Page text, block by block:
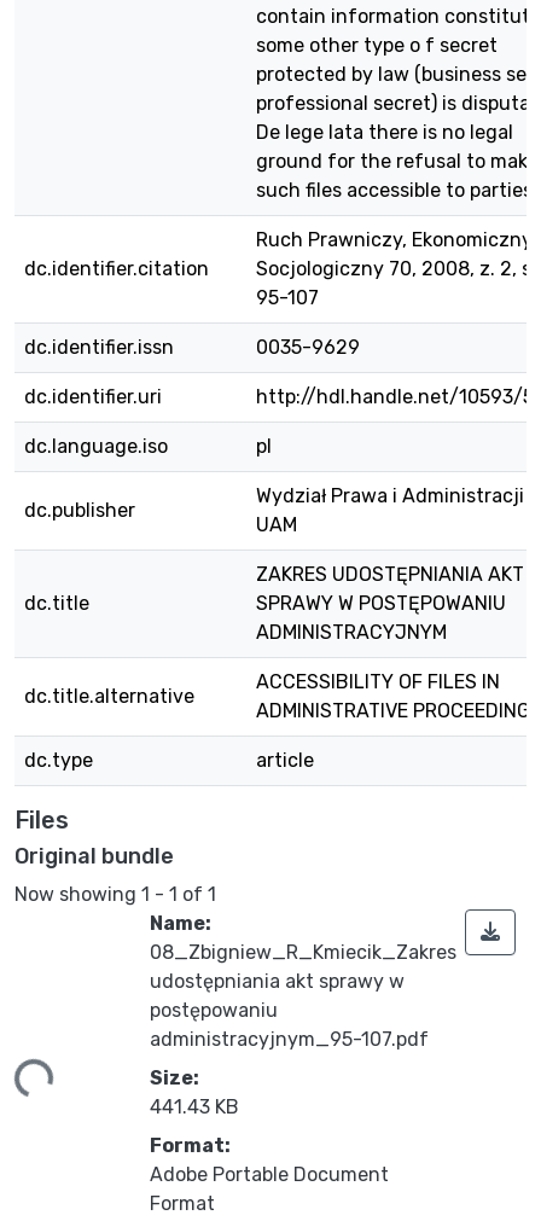
contain information
some other type o f secret
protected by law (business
professional secret) is
De lege lata there is no legal
ground for the refusal to make
such files accessible to parties.
dc.identifier.citation
Ruch Prawniczy, Ekonomiczny i
Socjologiczny 70, 2008, z. 2, s.
95-107
dc.identifier.issn 0035-9629
dc.identifier.uri http://hdl.handle.net/10593/
dc.language.iso pl
dc.publisher
Wydział Prawa i Administracji
UAM
dc.title
ZAKRES UDOSTĘPNIANIA AKT
SPRAWY W POSTĘPOWANIU
ADMINISTRACYJNYM
dc.title.alternative
ACCESSIBILITY OF FILES IN
ADMINISTRATIVE PROCEEDINGS
dc.type article
Files
Original bundle
Now showing 1 - 1 of 1
Name:
08_Zbigniew_R_Kmiecik_Zakres
udostępniania akt sprawy w
postępowaniu
administracyjnym_95-107.pdf
Size:
441.43 KB
Format:
Adobe Portable Document
Format